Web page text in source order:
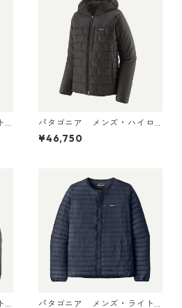
パタゴニア メンズ・ハイロ
フト・ナノ・パフ・フーデ
¥46,750
パタゴニア メンズ・ライト